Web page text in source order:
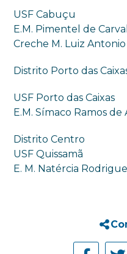
USF Cabuçu
E.M. Pimentel de
Creche M. Luiz
Distrito Porto das
USF Porto das Caixas
E.M. Símaco Ramos de
Distrito Centro
USF Quissamã
E. M. Natércia